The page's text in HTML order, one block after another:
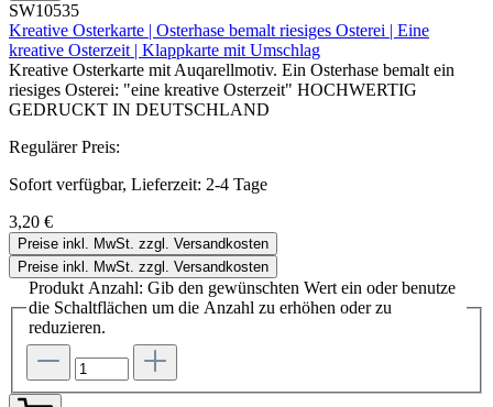
SW10535
Kreative Osterkarte | Osterhase bemalt riesiges Osterei | Eine
kreative Osterzeit | Klappkarte mit Umschlag
Kreative Osterkarte mit Auqarellmotiv. Ein Osterhase bemalt ein
riesiges Osterei: "eine kreative Osterzeit" HOCHWERTIG
GEDRUCKT IN DEUTSCHLAND
Regulärer Preis:
Sofort verfügbar, Lieferzeit: 2-4 Tage
3,20 €
Preise inkl. MwSt. zzgl. Versandkosten
Preise inkl. MwSt. zzgl. Versandkosten
Produkt Anzahl: Gib den gewünschten Wert ein oder benutze
die Schaltflächen um die Anzahl zu erhöhen oder zu
reduzieren.